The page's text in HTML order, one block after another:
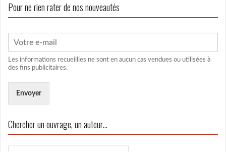
Pour ne rien rater de nos nouveautés
Les informations recueillies ne sont en aucun cas vendues ou utilisées à
des fins publicitaires.
Envoyer
Chercher un ouvrage, un auteur…